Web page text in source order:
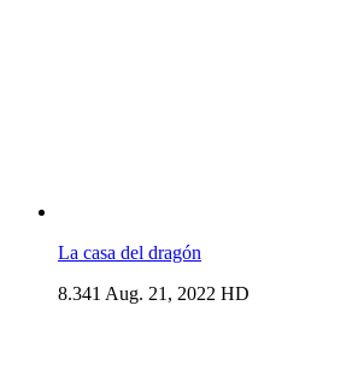
La casa del dragón
8.341 Aug. 21, 2022 HD